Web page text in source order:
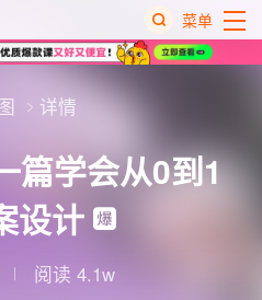
菜单
详情
篇学会从0到1
设计
阅读 4.1w